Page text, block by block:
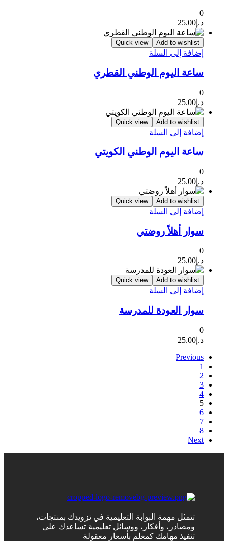
0
د.إ 25.00
Add to wishlist
Quick view
إضافة إلى السلة
ساعة اليوم الوطني القطري
0
د.إ 25.00
Add to wishlist
Quick view
إضافة إلى السلة
ساعة اليوم الوطني الكويتي
0
د.إ 25.00
Add to wishlist
Quick view
إضافة إلى السلة
سوار أهلاً روضتي
0
د.إ 25.00
Add to wishlist
Quick view
إضافة إلى السلة
سوار العودة للمدرسة
0
د.إ 25.00
Previous
1
2
3
4
5
6
7
8
Next
تتمثل مهمة البوابة التعليمية في تزويدك بمنتجات،
ومصادر، وأفكار، ووسائل تعليمية تساعدك على
تنفيذ مهامك كمعلم بأسعار معقولة